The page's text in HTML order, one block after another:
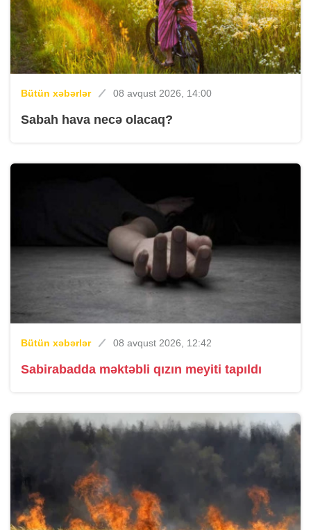
Bütün xəbərlər 08 avqust 2026, 14:00
Sabah hava necə olacaq?
Bütün xəbərlər 08 avqust 2026, 12:42
Sabirabadda məktəbli qızın meyiti tapıldı